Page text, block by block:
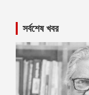
সর্বশেষ খবর